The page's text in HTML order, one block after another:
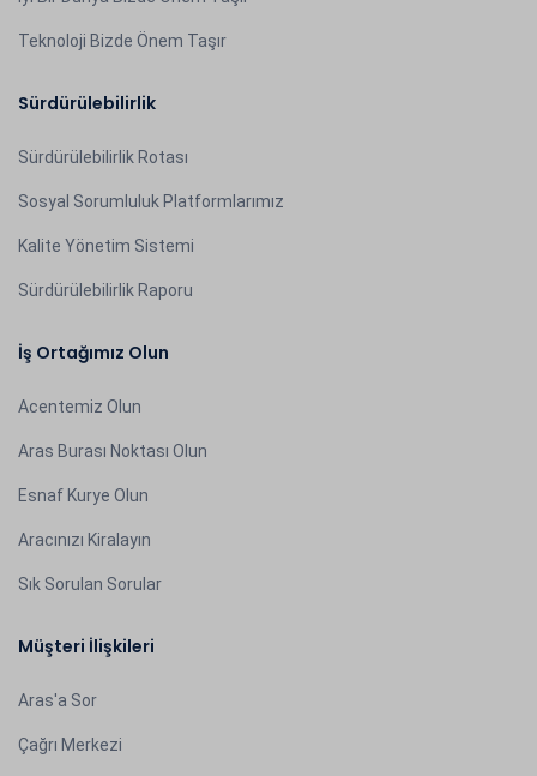
Teknoloji Bizde Önem Taşır
Sürdürülebilirlik
Sürdürülebilirlik Rotası
Sosyal Sorumluluk Platformlarımız
Kalite Yönetim Sistemi
Sürdürülebilirlik Raporu
İş Ortağımız Olun
Acentemiz Olun
Aras Burası Noktası Olun
Esnaf Kurye Olun
Aracınızı Kiralayın
Sık Sorulan Sorular
Müşteri İlişkileri
Aras'a Sor
Çağrı Merkezi